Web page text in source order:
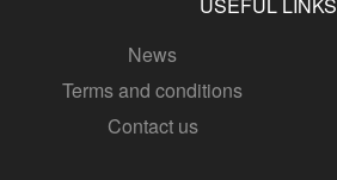
News
Terms and conditions
Contact us